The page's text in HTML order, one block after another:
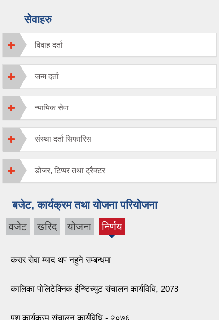
सेवाहरु
विवाह दर्ता
जन्म दर्ता
न्यायिक सेवा
संस्था दर्ता सिफारिस
डोजर, टिप्पर तथा ट्रैक्टर
बजेट, कार्यक्रम तथा योजना परियोजना
वजेट खरिद योजना निर्णय
(active
करार सेवा म्याद थप नहुने सम्बन्धमा
कालिका पोलिटेक्निक ईन्ष्‍टिच्युट संचालन कार्यविधि, 2078
पशु कार्यक्रम संचालन कार्यविधि - २०७६